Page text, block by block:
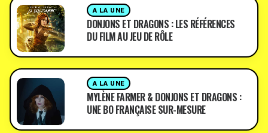
A LA UNE
DONJONS ET DRAGONS : LES RÉFÉRENCES
DU FILM AU JEU DE RÔLE
A LA UNE
MYLÈNE FARMER & DONJONS ET DRAGONS :
UNE BO FRANÇAISE SUR-MESURE